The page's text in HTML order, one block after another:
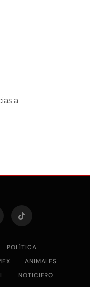
a
POLÍTICA
ANIMALES
NOTICIERO